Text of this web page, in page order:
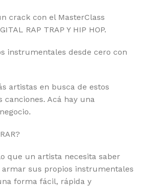
crack con el MasterClass
RAP TRAP Y HIP HOP.
instrumentales desde cero con
artistas en busca de estos
canciones. Acá hay una
que un artista necesita saber
sus propios instrumentales
forma fácil, rápida y